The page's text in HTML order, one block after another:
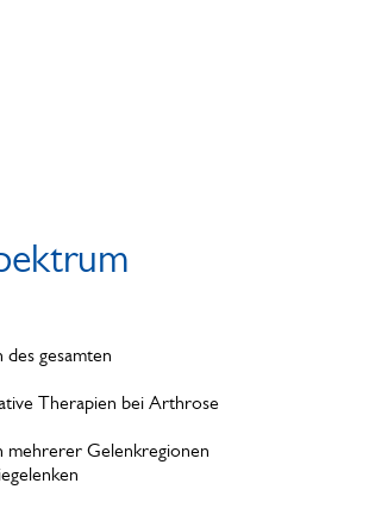
gesamten
Therapien bei Arthrose
mehrerer Gelenkregionen